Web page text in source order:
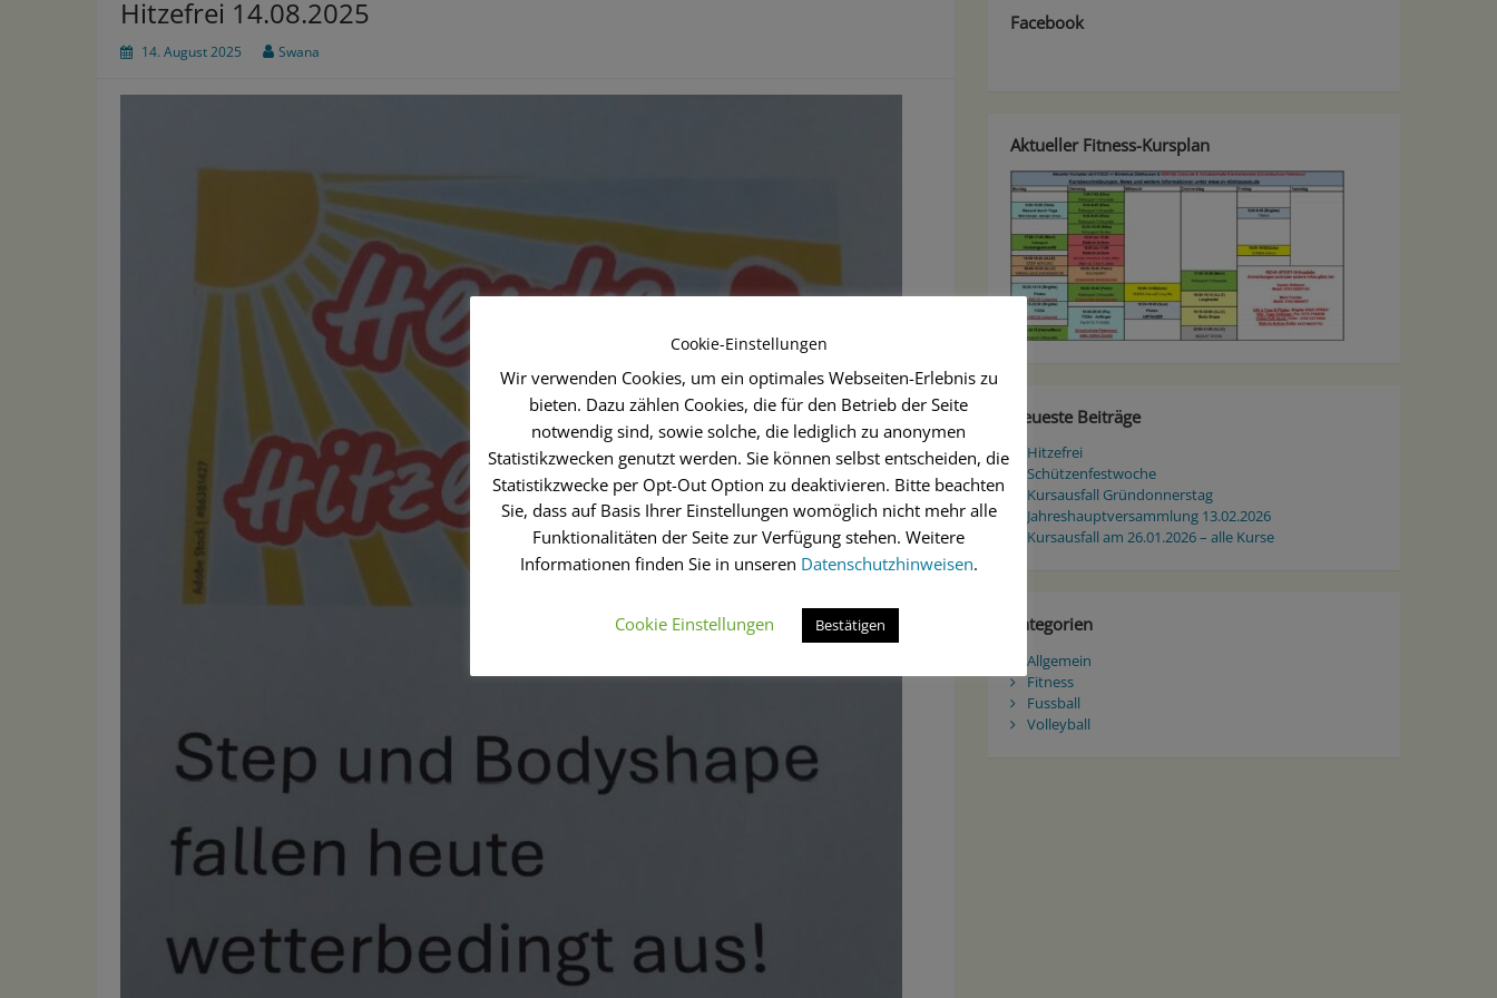
Hitzefrei 14.08.2025
14. August 2025 Swana
Facebook
Aktueller Fitness-Kursplan
Neueste Beiträge
Hitzefrei
Schützenfestwoche
Kursausfall Gründonnerstag
Jahreshauptversammlung 13.02.2026
Kursausfall am 26.01.2026 – alle Kurse
Kategorien
Allgemein
Fitness
Fussball
Volleyball
Cookie-Einstellungen
Wir verwenden Cookies, um ein optimales Webseiten-Erlebnis zu
bieten. Dazu zählen Cookies, die für den Betrieb der Seite
notwendig sind, sowie solche, die lediglich zu anonymen
Statistikzwecken genutzt werden. Sie können selbst entscheiden, die
Statistikzwecke per Opt-Out Option zu deaktivieren. Bitte beachten
Sie, dass auf Basis Ihrer Einstellungen womöglich nicht mehr alle
Funktionalitäten der Seite zur Verfügung stehen. Weitere
Informationen finden Sie in unseren Datenschutzhinweisen.
Cookie Einstellungen Bestätigen